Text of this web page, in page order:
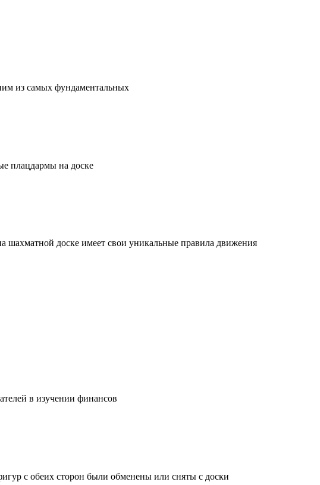
из самых фундаментальных
плацдармы на доске
шахматной доске имеет свои уникальные правила движения
в изучении финансов
с обеих сторон были обменены или сняты с доски